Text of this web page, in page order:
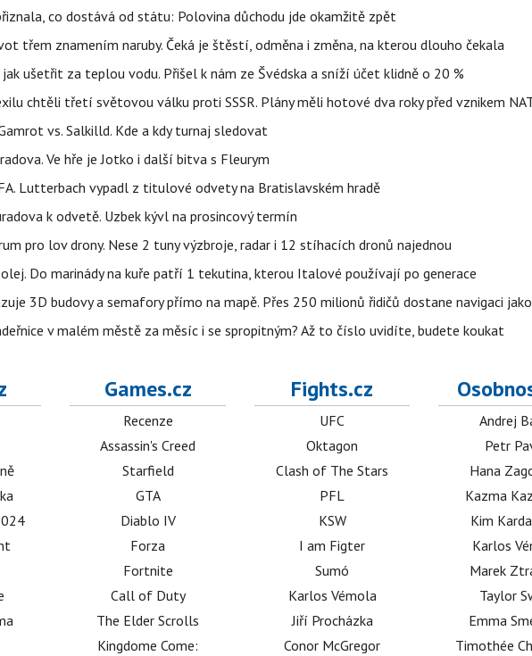
co dostává od státu: Polovina důchodu jde okamžitě zpět
třem znamením naruby. Čeká je štěstí, odměna i změna, na kterou dlouho čekala
jak ušetřit za teplou vodu. Přišel k nám ze Švédska a sníží účet klidně o 20 %
chtěli třetí světovou válku proti SSSR. Plány měli hotové dva roky před vznikem
vs. Salkilld. Kde a kdy turnaj sledovat
Ve hře je Jotko i další bitva s Fleurym
Lutterbach vypadl z titulové odvety na Bratislavském hradě
k odvetě. Uzbek kývl na prosincový termín
pro lov drony. Nese 2 tuny výzbroje, radar i 12 stíhacích dronů najednou
Do marinády na kuře patří 1 tekutina, kterou Italové používají po generace
3D budovy a semafory přímo na mapě. Přes 250 milionů řidičů dostane navigaci
v malém městě za měsíc i se spropitným? Až to číslo uvidíte, budete koukat
Games.cz
Recenze
Assassin's Creed
Starfield
GTA
Diablo IV
Forza
Fortnite
Call of Duty
The Elder Scrolls
Kingdome Come:
Fights.cz
UFC
Oktagon
Clash of The Stars
PFL
KSW
I am Figter
Sumó
Karlos Vémola
Jiří Procházka
Conor McGregor
Andrej
Petr
Hana
Kazma
Kim
Karlos
Marek
Taylor
Emma
Timothée